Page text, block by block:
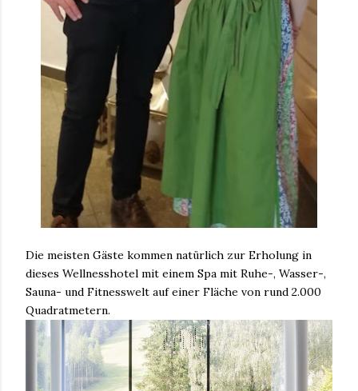
Die meisten Gäste kommen natürlich zur Erholung in
dieses Wellnesshotel mit einem Spa mit Ruhe-, Wasser-,
Sauna- und Fitnesswelt auf einer Fläche von rund 2.000
Quadratmetern.